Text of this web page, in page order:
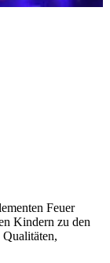
Feuer
Kindern zu den